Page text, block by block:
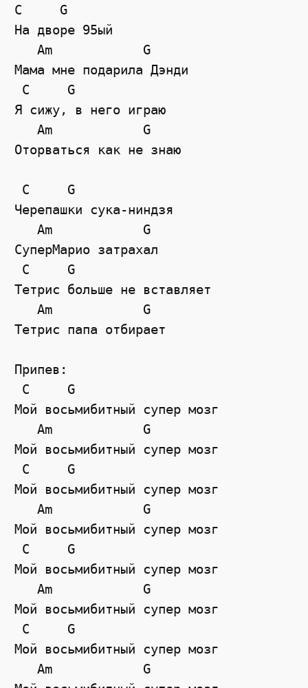
C
G
На дворе 95ый
Am
G
Мама мне подарила Дэнди
C
G
Я сижу, в него играю
Am
G
Оторваться как не знаю
C
G
Черепашки сука-ниндзя
Am
G
СуперМарио затрахал
C
G
Тетрис больше не вставляет
Am
G
Тетрис папа отбирает
Припев:
C
G
Мой восьмибитный супер мозг
Am
G
Мой восьмибитный супер мозг
C
G
Мой восьмибитный супер мозг
Am
G
Мой восьмибитный супер мозг
C
G
Мой восьмибитный супер мозг
Am
G
Мой восьмибитный супер мозг
C
G
Мой восьмибитный супер мозг
Am
G